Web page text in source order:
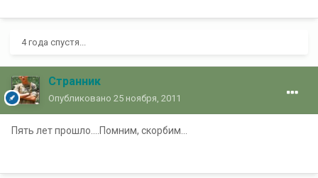
4 года спустя...
Странник
Опубликовано 25 ноября, 2011
Пять лет прошло....Помним, скорбим...